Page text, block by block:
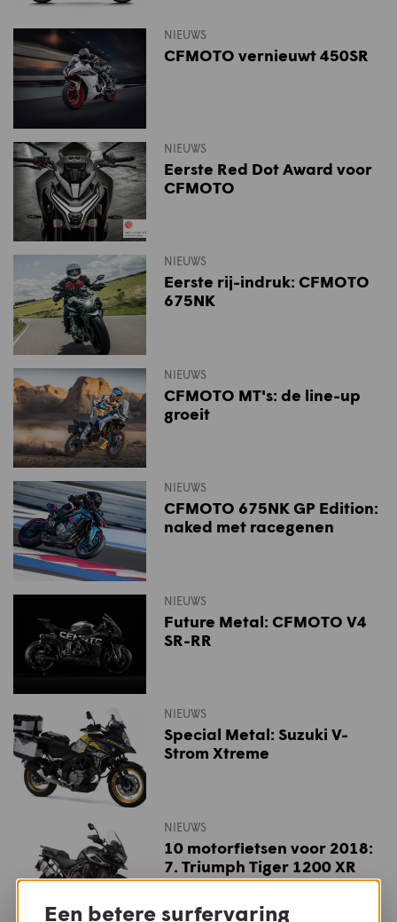
NIEUWS
CFMOTO vernieuwt 450SR
NIEUWS
Eerste Red Dot Award voor
CFMOTO
NIEUWS
Eerste rij-indruk: CFMOTO
675NK
NIEUWS
CFMOTO MT's: de line-up
groeit
NIEUWS
CFMOTO 675NK GP Edition:
naked met racegenen
NIEUWS
Future Metal: CFMOTO V4
SR-RR
NIEUWS
Special Metal: Suzuki V-
Strom Xtreme
NIEUWS
10 motorfietsen voor 2018:
7. Triumph Tiger 1200 XR
Een betere surfervaring